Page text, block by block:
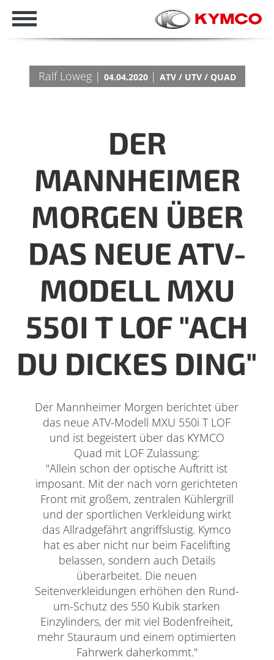
Ralf Loweg | 04.04.2020 | ATV / UTV / QUAD
DER
MANNHEIMER
MORGEN ÜBER
DAS NEUE ATV-
MODELL MXU
550I T LOF "ACH
DU DICKES DING"
Der Mannheimer Morgen berichtet über
das neue ATV-Modell MXU 550i T LOF
und ist begeistert über das KYMCO
Quad mit LOF Zulassung:
"Allein schon der optische Auftritt ist
imposant. Mit der nach vorn gerichteten
Front mit großem, zentralen Kühlergrill
und der sportlichen Verkleidung wirkt
das Allradgefährt angriffslustig. Kymco
hat es aber nicht nur beim Facelifting
belassen, sondern auch Details
überarbeitet. Die neuen
Seitenverkleidungen erhöhen den Rund-
um-Schutz des 550 Kubik starken
Einzylinders, der mit viel Bodenfreiheit,
mehr Stauraum und einem optimierten
Fahrwerk daherkommt."